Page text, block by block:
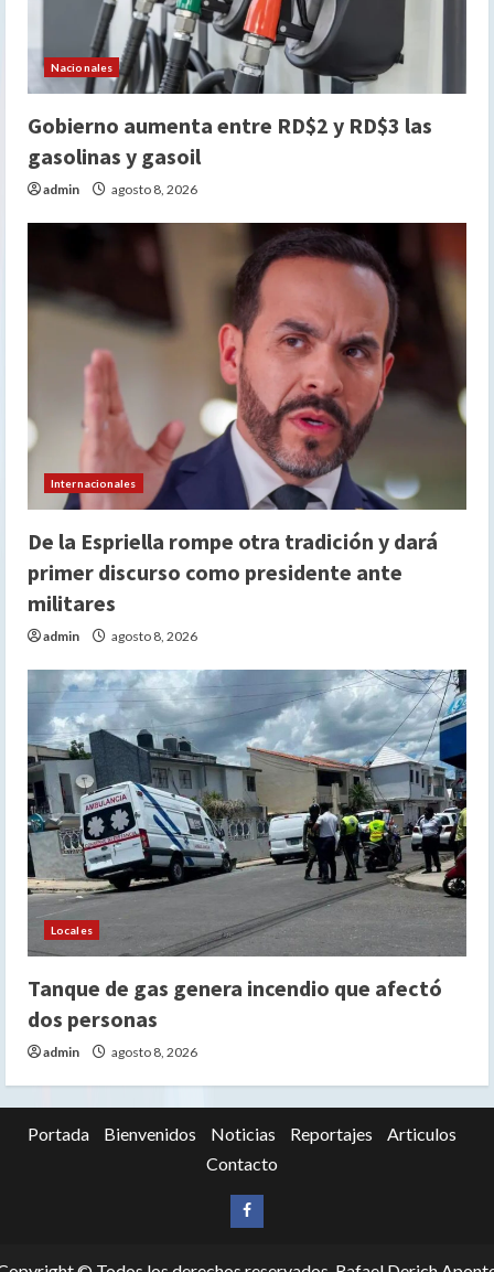
Nacionales
Gobierno aumenta entre RD$2 y RD$3 las
gasolinas y gasoil
admin agosto 8, 2026
Internacionales
De la Espriella rompe otra tradición y dará
primer discurso como presidente ante
militares
admin agosto 8, 2026
Locales
Tanque de gas genera incendio que afectó
dos personas
admin agosto 8, 2026
Portada Bienvenidos Noticias Reportajes
Articulos
Contacto
Siganos